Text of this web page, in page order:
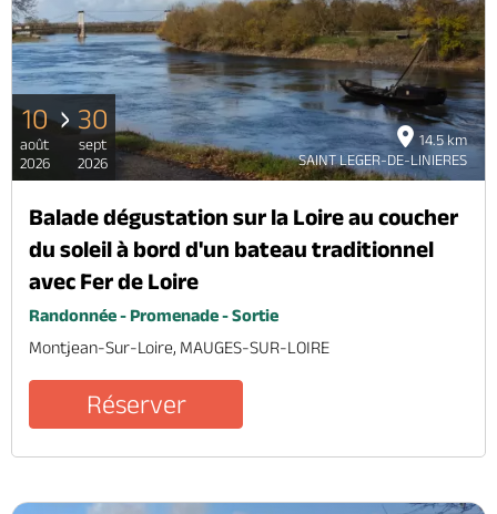
14.5 km
SAINT LEGER-DE-LINIERES
10
août
2026
30
sept
2026
Balade dégustation sur la Loire au coucher
du soleil à bord d'un bateau traditionnel
avec Fer de Loire
Randonnée - Promenade - Sortie
Montjean-Sur-Loire, MAUGES-SUR-LOIRE
Réserver